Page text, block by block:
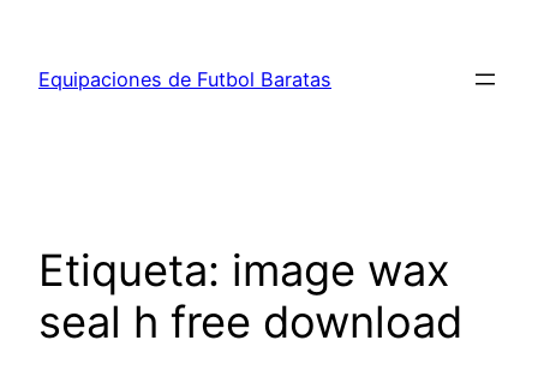
contenido
Equipaciones de Futbol Baratas
Etiqueta: image wax
seal h free download